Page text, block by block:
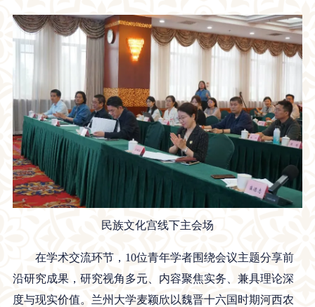
民族文化宫线下主会场
在学术交流环节，10位青年学者围绕会议主题分享前
沿研究成果，研究视角多元、内容聚焦实务、兼具理论深
度与现实价值。兰州大学麦颖欣以魏晋十六国时期河西农